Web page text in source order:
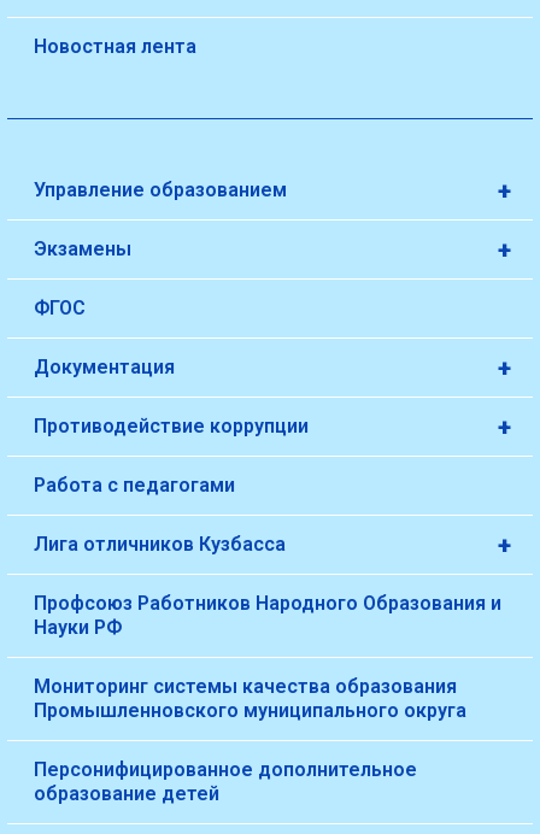
Новостная лента
+
Управление образованием
+
Экзамены
ФГОС
+
Документация
+
Противодействие коррупции
Работа с педагогами
+
Лига отличников Кузбасса
Профсоюз Работников Народного Образования и
Науки РФ
Мониторинг системы качества образования
Промышленновского муниципального округа
Персонифицированное дополнительное
образование детей